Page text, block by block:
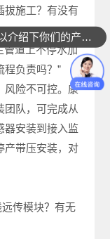
拔施工？有没有
管道上不停水加
负责吗？”
风险不可控。康
团队，可完成从
器安装到接入监
产带压安装，对
传模块？有无
可以介绍下你们的产品么